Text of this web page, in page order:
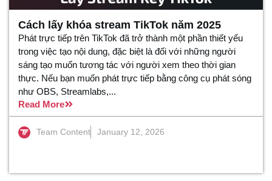
Cách lấy khóa stream TikTok năm 2025
Phát trực tiếp trên TikTok đã trở thành một phần thiết yếu
trong việc tạo nội dung, đặc biệt là đối với những người
sáng tạo muốn tương tác với người xem theo thời gian
thực. Nếu bạn muốn phát trực tiếp bằng công cụ phát sóng
như OBS, Streamlabs,...
Read More
Team Content January 12, 2026